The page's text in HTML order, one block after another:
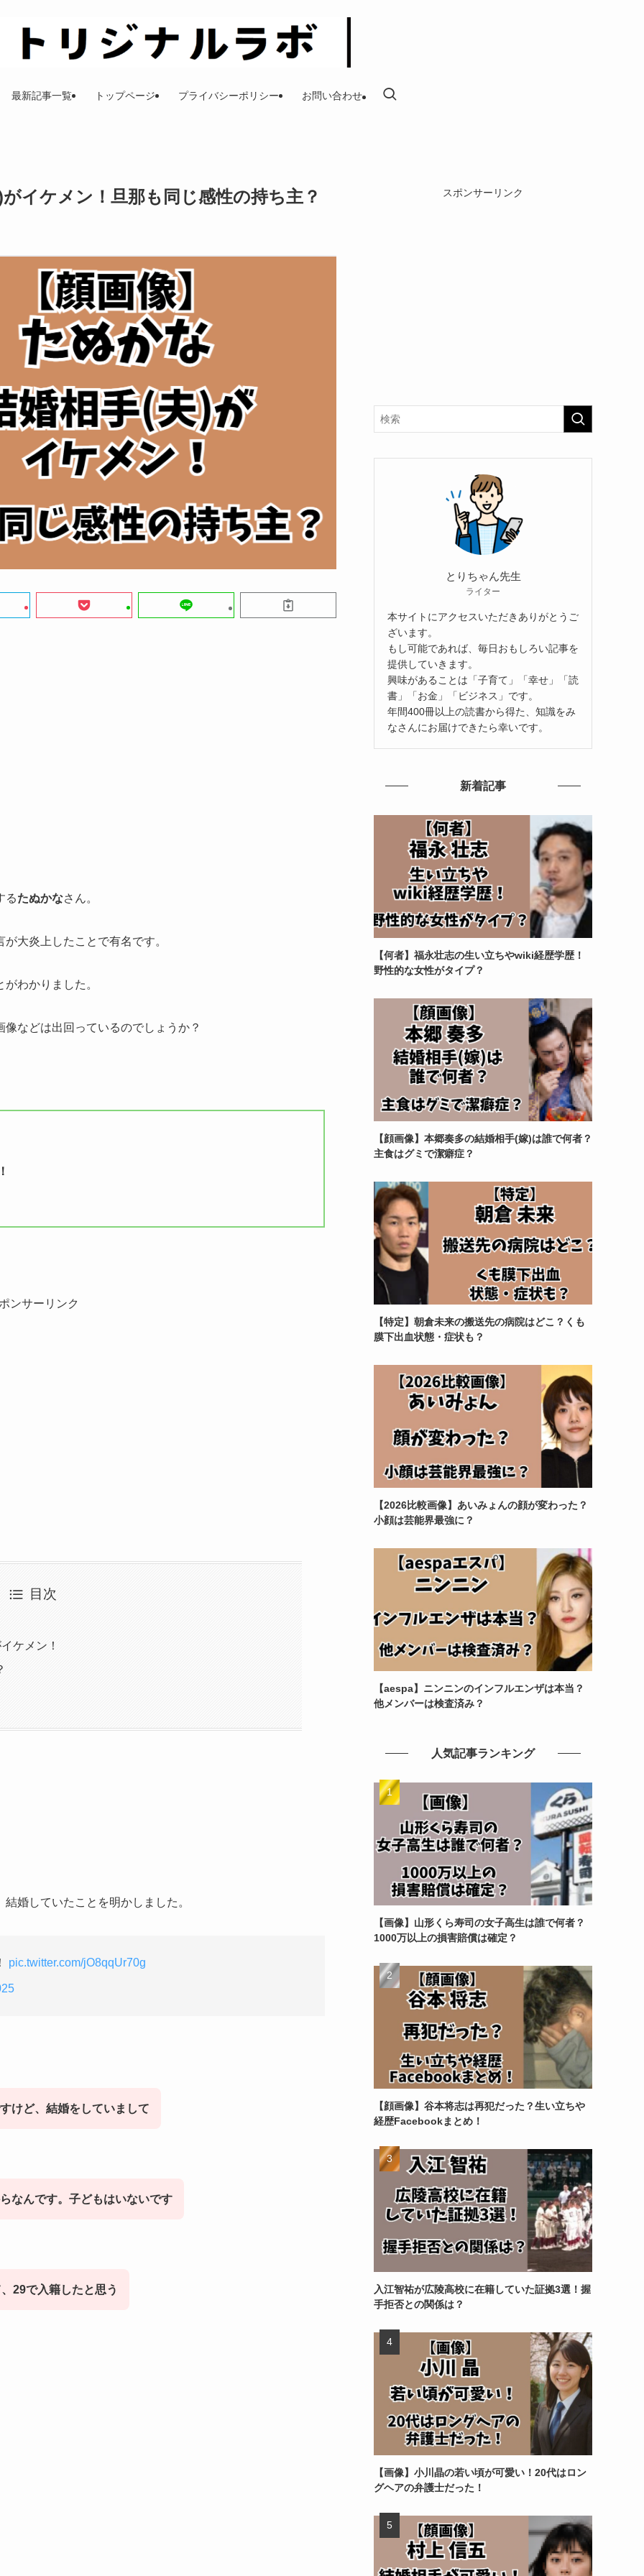
最新記事一覧 トップページ プライバシーポリシー お問い合わせ
イケメン！旦那も同じ感性の持ち主？
るたぬかなさん。
大炎上したことで有名です。
わかりました。
などは出回っているのでしょうか？
ンサーリンク
目次
ケメン！
婚していたことを明かしました。
pic.twitter.com/jO8qqUr70g
けど、結婚をしていまして
なんです。子どもはいないです
29で入籍したと思う
スポンサーリンク
とりちゃん先生
ライター
本サイトにアクセスいただきありがとうご
ざいます。
もし可能であれば、毎日おもしろい記事を
提供していきます。
興味があることは「子育て」「幸せ」「読
書」「お金」「ビジネス」です。
年間400冊以上の読書から得た、知識をみ
なさんにお届けできたら幸いです。
新着記事
【何者】福永壮志の生い立ちやwiki経歴学歴！
野性的な女性がタイプ？
【顔画像】本郷奏多の結婚相手(嫁)は誰で何者？
主食はグミで潔癖症？
【特定】朝倉未来の搬送先の病院はどこ？くも
膜下出血状態・症状も？
【2026比較画像】あいみょんの顔が変わった？
小顔は芸能界最強に？
【aespa】ニンニンのインフルエンザは本当？
他メンバーは検査済み？
人気記事ランキング
【画像】山形くら寿司の女子高生は誰で何者？
1000万以上の損害賠償は確定？
【顔画像】谷本将志は再犯だった？生い立ちや
経歴Facebookまとめ！
入江智祐が広陵高校に在籍していた証拠3選！握
手拒否との関係は？
【画像】小川晶の若い頃が可愛い！20代はロン
グヘアの弁護士だった！